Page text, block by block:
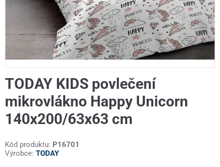
TODAY KIDS povlečení
mikrovlákno Happy Unicorn
140x200/63x63 cm
Kód produktu: P16701
Výrobce: TODAY